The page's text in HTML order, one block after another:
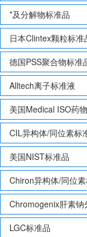
*及分解物标准品
日本Clintex颗粒标准
德国PSS聚合物标准
Alltech离子标准液
美国Medical ISO药
CIL异构体/同位素标
美国NIST标准品
Chiron异构体/同位
Chromogenix肝素钠
LGC标准品